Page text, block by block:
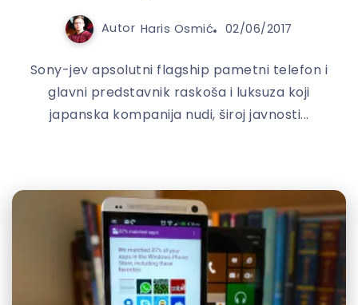
Autor Haris Osmić 02/06/2017
Sony-jev apsolutni flagship pametni telefon i
glavni predstavnik raskoša i luksuza koji
japanska kompanija nudi, široj javnosti...